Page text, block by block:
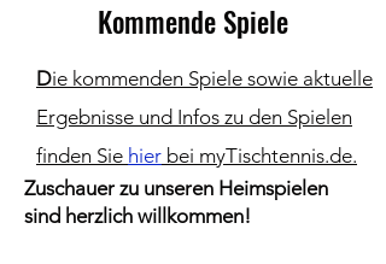
Kommende Spiele
Die kommenden Spiele sowie aktuelle
Ergebnisse und Infos zu den Spielen
finden Sie hier bei myTischtennis.de.
Zuschauer zu unseren Heimspielen
sind herzlich willkommen!